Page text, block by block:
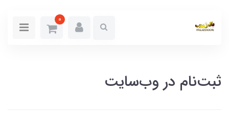
0
ثبت‌نام در وب‌سایت